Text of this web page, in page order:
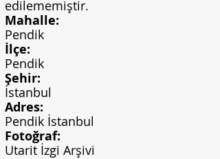
edilememiştir.
Mahalle:
Pendik
İlçe:
Pendik
Şehir:
İstanbul
Adres:
Pendik İstanbul
Fotoğraf:
Utarit İzgi Arşivi